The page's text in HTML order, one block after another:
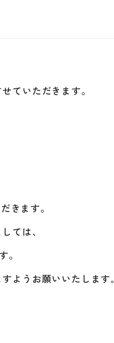
ていただきます。
きます。
ては、
。
ようお願いいたします｡